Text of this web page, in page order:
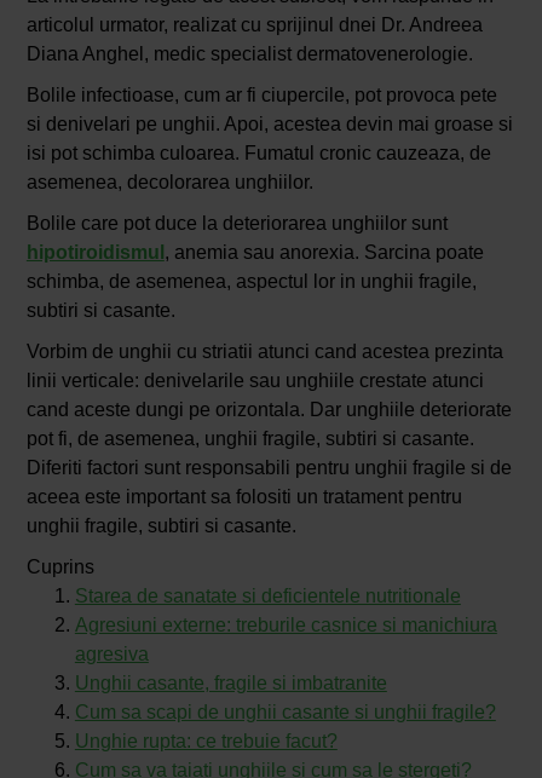
articolul urmator, realizat cu sprijinul dnei Dr. Andreea
Diana Anghel, medic specialist dermatovenerologie.
Bolile infectioase, cum ar fi ciupercile, pot provoca pete
si denivelari pe unghii. Apoi, acestea devin mai groase si
isi pot schimba culoarea. Fumatul cronic cauzeaza, de
asemenea, decolorarea unghiilor.
Bolile care pot duce la deteriorarea unghiilor sunt
hipotiroidismul , anemia sau anorexia. Sarcina poate
schimba, de asemenea, aspectul lor in unghii fragile,
subtiri si casante.
Vorbim de unghii cu striatii atunci cand acestea prezinta
linii verticale: denivelarile sau unghiile crestate atunci
cand aceste dungi pe orizontala. Dar unghiile deteriorate
pot fi, de asemenea, unghii fragile, subtiri si casante.
Diferiti factori sunt responsabili pentru unghii fragile si de
aceea este important sa folositi un tratament pentru
unghii fragile, subtiri si casante.
Cuprins
Starea de sanatate si deficientele nutritionale
Agresiuni externe: treburile casnice si manichiura
agresiva
Unghii casante, fragile si imbatranite
Cum sa scapi de unghii casante si unghii fragile?
Unghie rupta: ce trebuie facut?
Cum sa va taiati unghiile si cum sa le stergeti?